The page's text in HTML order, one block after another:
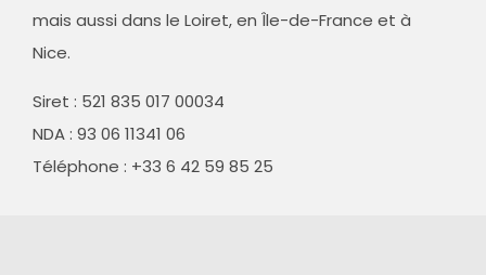
mais aussi dans le Loiret, en Île-de-France et à
Nice.
Siret : 521 835 017 00034
NDA : 93 06 11341 06
Téléphone : +33 6 42 59 85 25